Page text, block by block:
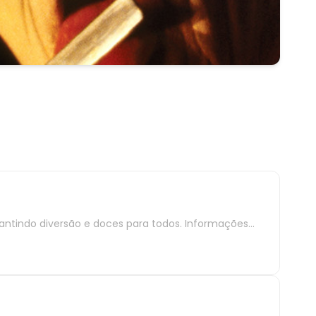
diversão e doces para todos. Informações